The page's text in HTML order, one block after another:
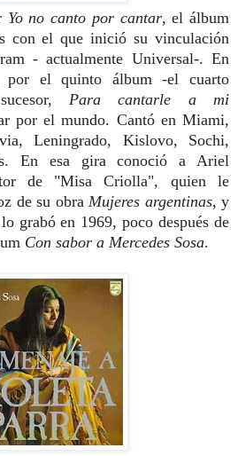
Yo no canto por cantar, el álbum
con el que inició su vinculación
- actualmente Universal-. En
por el quinto álbum -el cuarto
Para cantarle a mi
por el mundo. Cantó en Miami,
Leningrado, Kislovo, Sochi,
En esa gira conoció a Ariel
de "Misa Criolla", quien le
de su obra Mujeres argentinas, y
grabó en 1969, poco después de
Con sabor a Mercedes Sosa.